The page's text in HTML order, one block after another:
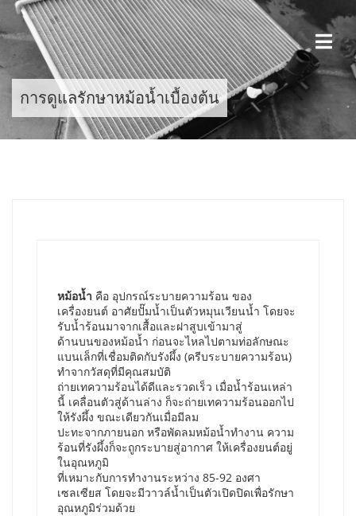
Skip
to
content
การดูแลรักษาหม้อน้ำเบื้องต้น
หม้อน้ำ คือ อุปกรณ์ระบายความร้อน ของ
เครื่องยนต์ อาศัยปั๊มน้ำเป็นตัวหมุนเวียนน้ำ โดยจะ
รับน้ำร้อนมาจากเสื้อและฝาสูบเข้ามาสู่
ด้านบนของหม้อน้ำ ก่อนจะไหลไปตามท่อลักษณะ
แบนเล็กที่เชื่อมติดกับรังผึ้ง (ครีบระบายความร้อน)
ทำจากวัสดุที่มีคุณสมบัติ
ถ่ายเทความร้อนได้ดีและรวดเร็ว เมื่อน้ำร้อนเหล่า
นี้ เคลื่อนตัวสู่ด้านล่าง ก็จะถ่ายเทความร้อนออกไป
ให้รังผึ้ง ขณะเดียวกันเมื่อมีลม
ปะทะจากภายนอก หรือพัดลมหม้อน้ำทำงาน ความ
ร้อนที่รังผึ้งก็จะถูกระบายสู่อากาศ ให้เครื่องยนต์อยู่
ในอุณหภูมิ
ที่เหมาะกับการทำงานระหว่าง 85-92 องศา
เซลเซียส โดยจะมีวาวล์น้ำเป็นตัวเปิดปิดเพื่อรักษา
อุณหภูมิร่วมด้วย